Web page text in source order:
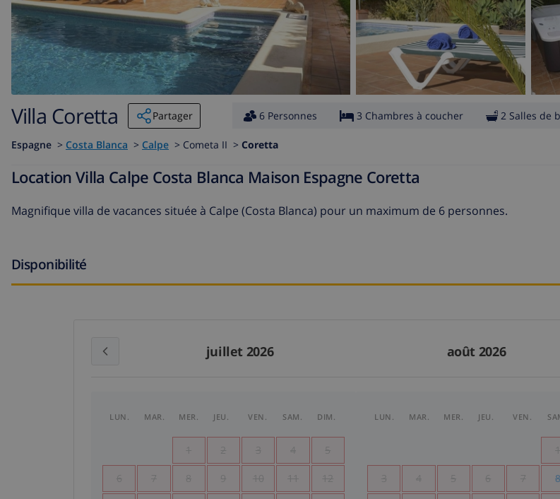
Villa Coretta Partager 6 Personnes 3 Chambres à coucher 2 Salles de
Espagne > Costa Blanca > Calpe > Cometa II > Coretta
Location Villa Calpe Costa Blanca Maison Espagne Coretta
Magnifique villa de vacances située à Calpe (Costa Blanca) pour un maximum de 6 personnes.
Disponibilité
juillet 2026 août 2026
LUN. MAR. MER. JEU. VEN. SAM. DIM.
1 2 3 4 5
6 7 8 9 10 11 12
LUN. MAR. MER. JEU. VEN.
1
3 4 5 6 7 8